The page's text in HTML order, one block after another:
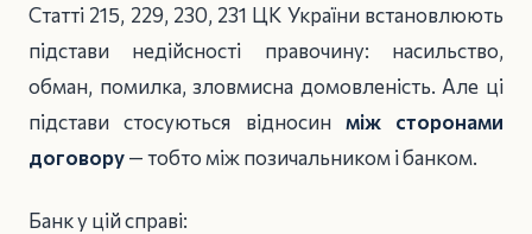
Статті 215, 229, 230, 231 ЦК України встановлюють
підстави недійсності правочину: насильство,
обман, помилка, зловмисна домовленість. Але ці
підстави стосуються відносин між сторонами
договору— тобто між позичальником і банком.
Банк у цій справі: